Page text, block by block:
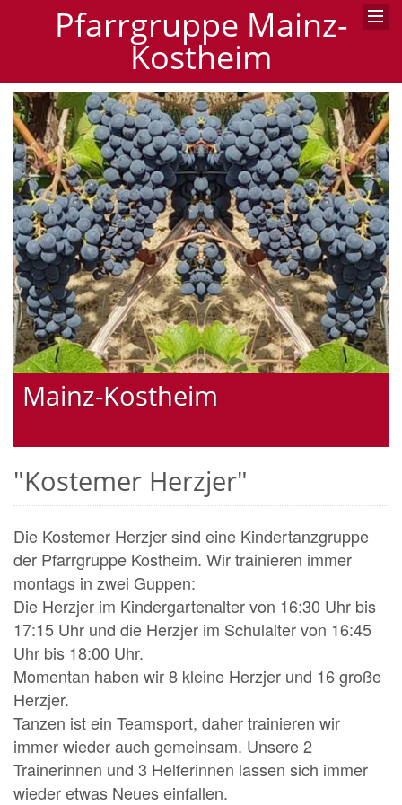
Pfarrgruppe Mainz-
Kostheim
Mainz-Kostheim
"Kostemer Herzjer"
Die Kostemer Herzjer sind eine Kindertanzgruppe
der Pfarrgruppe Kostheim. Wir trainieren immer
montags in zwei Guppen:
Die Herzjer im Kindergartenalter von 16:30 Uhr bis
17:15 Uhr und die Herzjer im Schulalter von 16:45
Uhr bis 18:00 Uhr.
Momentan haben wir 8 kleine Herzjer und 16 große
Herzjer.
Tanzen ist ein Teamsport, daher trainieren wir
immer wieder auch gemeinsam. Unsere 2
Trainerinnen und 3 Helferinnen lassen sich immer
wieder etwas Neues einfallen.